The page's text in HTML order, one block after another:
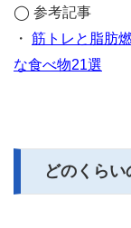
◯ 参考記事
・ 筋トレと脂肪
な食べ物21選
どのくら